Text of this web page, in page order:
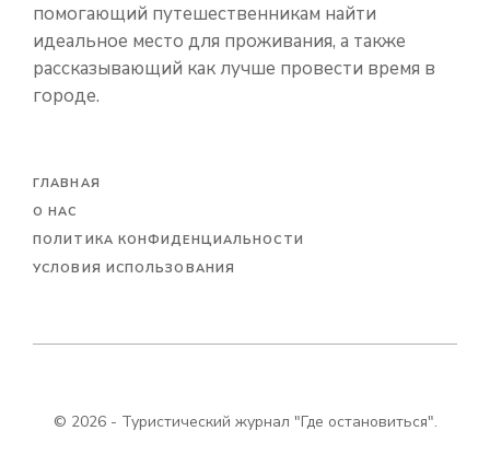
помогающий путешественникам найти
идеальное место для проживания, а также
рассказывающий как лучше провести время в
городе.
ГЛАВНАЯ
О НАС
ПОЛИТИКА КОНФИДЕНЦИАЛЬНОСТИ
УСЛОВИЯ ИСПОЛЬЗОВАНИЯ
© 2026 - Туристический журнал "Где остановиться".